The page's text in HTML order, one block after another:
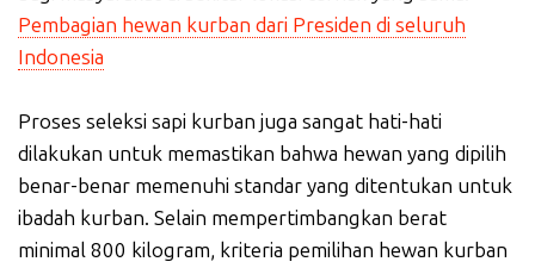
Pembagian hewan kurban dari Presiden di seluruh
Indonesia
Proses seleksi sapi kurban juga sangat hati-hati
dilakukan untuk memastikan bahwa hewan yang dipilih
benar-benar memenuhi standar yang ditentukan untuk
ibadah kurban. Selain mempertimbangkan berat
minimal 800 kilogram, kriteria pemilihan hewan kurban